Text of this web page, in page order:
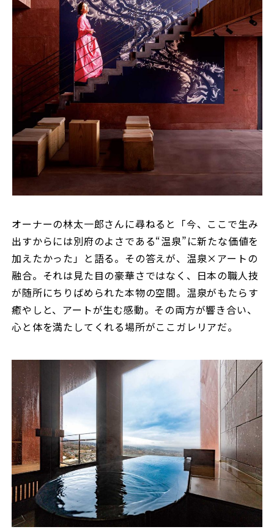
オーナーの林太一郎さんに尋ねると「今、ここで生み
出すからには別府のよさである“温泉”に新たな価値を
加えたかった」と語る。その答えが、温泉×アートの
融合。それは見た目の豪華さではなく、日本の職人技
が随所にちりばめられた本物の空間。温泉がもたらす
癒やしと、アートが生む感動。その両方が響き合い、
心と体を満たしてくれる場所がここガレリアだ。